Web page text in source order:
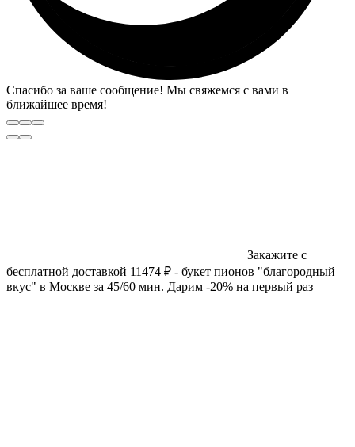
Спасибо за ваше сообщение! Мы свяжемся с вами в
ближайшее время!
Закажите с
бесплатной доставкой 11474 ₽ - букет пионов "благородный
вкус" в Москве за 45/60 мин. Дарим -20% на первый раз